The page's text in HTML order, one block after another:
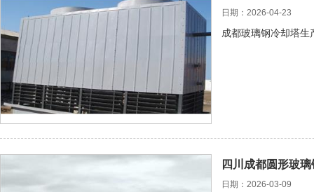
日期：2026-04-23
成都玻璃钢冷却塔生
四川成都圆形玻
日期：2026-03-09